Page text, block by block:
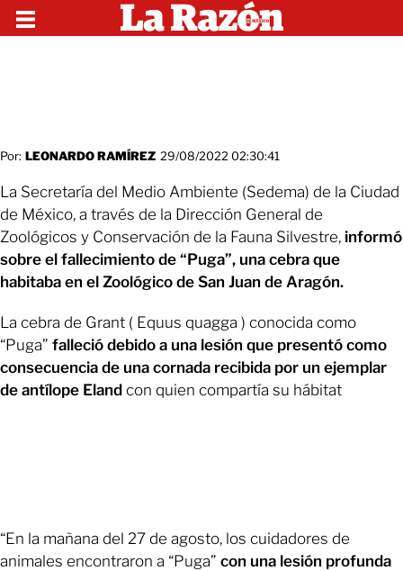
Por: LEONARDO RAMÍREZ 29/08/2022 02:30:41
La Secretaría del Medio Ambiente (Sedema) de la Ciudad
de México, a través de la Dirección General de
Zoológicos y Conservación de la Fauna Silvestre, informó
sobre el fallecimiento de “Puga”, una cebra que
habitaba en el Zoológico de San Juan de Aragón.
La cebra de Grant ( Equus quagga ) conocida como
“Puga” falleció debido a una lesión que presentó como
consecuencia de una cornada recibida por un ejemplar
de antílope Eland con quien compartía su hábitat
“En la mañana del 27 de agosto, los cuidadores de
animales encontraron a “Puga” con una lesión profunda